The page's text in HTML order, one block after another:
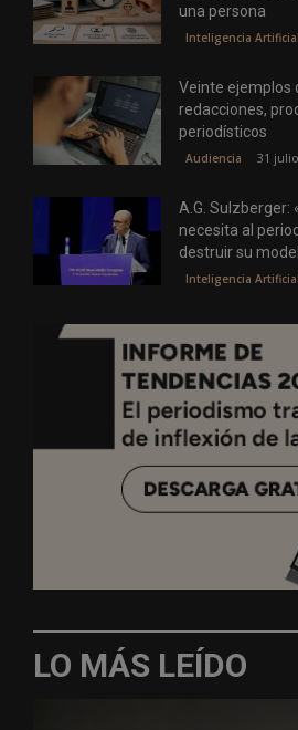
una persona
Inteligencia Artificial
Veinte ejemplos
redacciones,
periodísticos
Audiencia 31
A.G. Sulzberger:
necesita al
destruir su
Inteligencia Artificial
LO MÁS LEÍDO